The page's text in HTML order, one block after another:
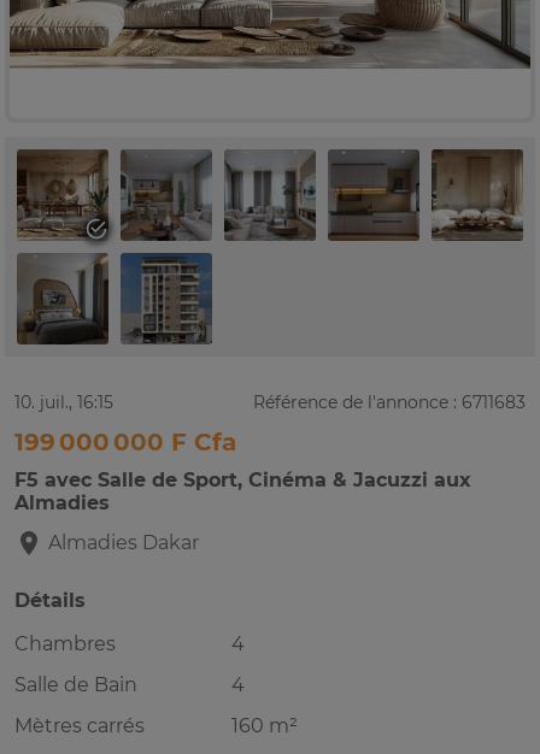
10. juil., 16:15 Référence de l'annonce : 6711683
199 000 000 F Cfa
F5 avec Salle de Sport, Cinéma & Jacuzzi aux
Almadies
Almadies Dakar
Détails
Chambres
4
Salle de Bain
4
Mètres carrés
160 m²